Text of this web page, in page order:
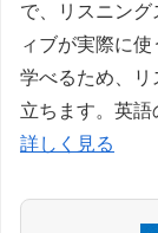
で、リスニン
ィブが実際に
学べるため、リ
立ちます。英語
詳しく見る